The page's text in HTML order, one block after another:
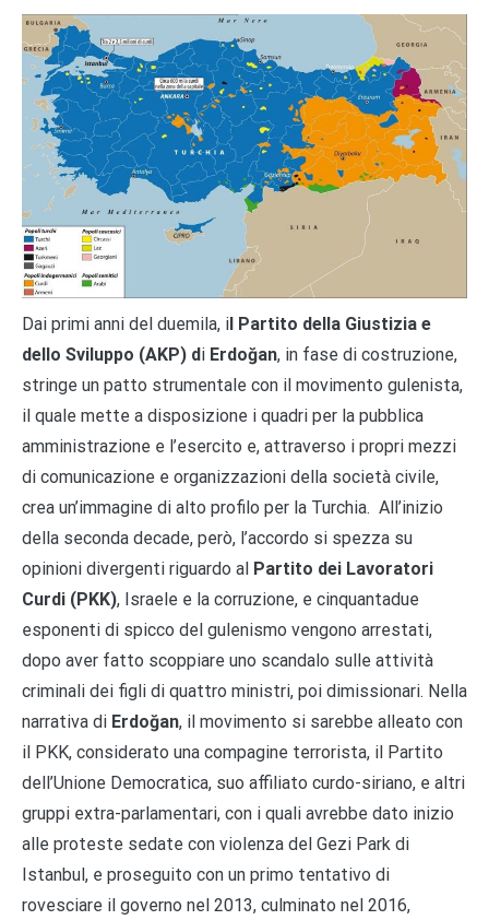
Dai primi anni del duemila, il Partito della Giustizia e
dello Sviluppo (AKP) di Erdoğan, in fase di costruzione,
stringe un patto strumentale con il movimento gulenista,
il quale mette a disposizione i quadri per la pubblica
amministrazione e l’esercito e, attraverso i propri mezzi
di comunicazione e organizzazioni della società civile,
crea un’immagine di alto profilo per la Turchia. All’inizio
della seconda decade, però, l’accordo si spezza su
opinioni divergenti riguardo al Partito dei Lavoratori
Curdi (PKK), Israele e la corruzione, e cinquantadue
esponenti di spicco del gulenismo vengono arrestati,
dopo aver fatto scoppiare uno scandalo sulle attività
criminali dei figli di quattro ministri, poi dimissionari. Nella
narrativa di Erdoğan, il movimento si sarebbe alleato con
il PKK, considerato una compagine terrorista, il Partito
dell’Unione Democratica, suo affiliato curdo-siriano, e altri
gruppi extra-parlamentari, con i quali avrebbe dato inizio
alle proteste sedate con violenza del Gezi Park di
Istanbul, e proseguito con un primo tentativo di
rovesciare il governo nel 2013, culminato nel 2016,